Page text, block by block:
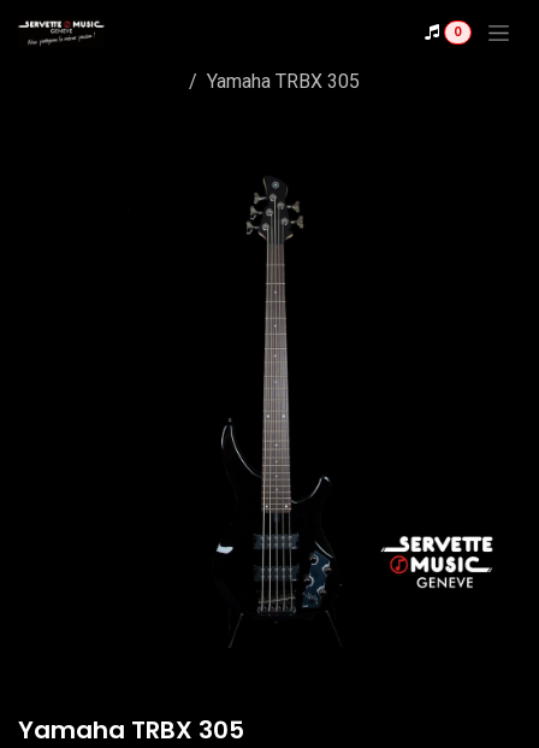
0
Yamaha TRBX 305
Yamaha TRBX 305